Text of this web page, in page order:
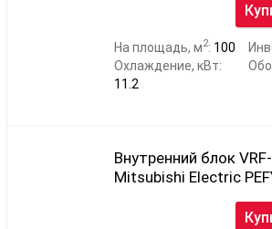
На площадь, м2: 100
Охлаждение, кВт:
11.2
Внутренний блок
Mitsubishi Electric